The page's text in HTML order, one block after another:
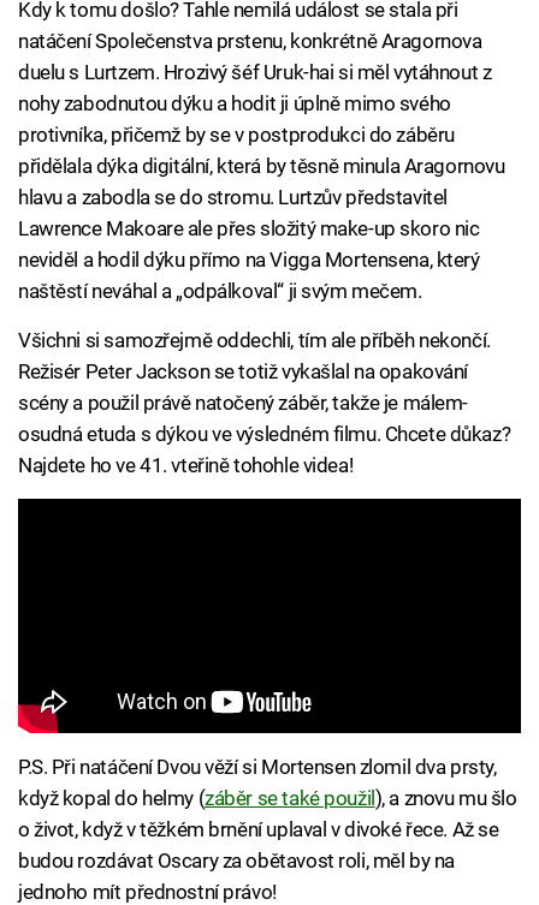
Kdy k tomu došlo? Tahle nemilá událost se stala při
natáčení Společenstva prstenu, konkrétně Aragornova
duelu s Lurtzem. Hrozivý šéf Uruk-hai si měl vytáhnout z
nohy zabodnutou dýku a hodit ji úplně mimo svého
protivníka, přičemž by se v postprodukci do záběru
přidělala dýka digitální, která by těsně minula Aragornovu
hlavu a zabodla se do stromu. Lurtzův představitel
Lawrence Makoare ale přes složitý make-up skoro nic
neviděl a hodil dýku přímo na Vigga Mortensena, který
naštěstí neváhal a „odpálkoval“ ji svým mečem.
Všichni si samozřejmě oddechli, tím ale příběh nekončí.
Režisér Peter Jackson se totiž vykašlal na opakování
scény a použil právě natočený záběr, takže je málem-
osudná etuda s dýkou ve výsledném filmu. Chcete důkaz?
Najdete ho ve 41. vteřině tohohle videa!
P.S. Při natáčení Dvou věží si Mortensen zlomil dva prsty,
když kopal do helmy (záběr se také použil), a znovu mu šlo
o život, když v těžkém brnění uplaval v divoké řece. Až se
budou rozdávat Oscary za obětavost roli, měl by na
jednoho mít přednostní právo!